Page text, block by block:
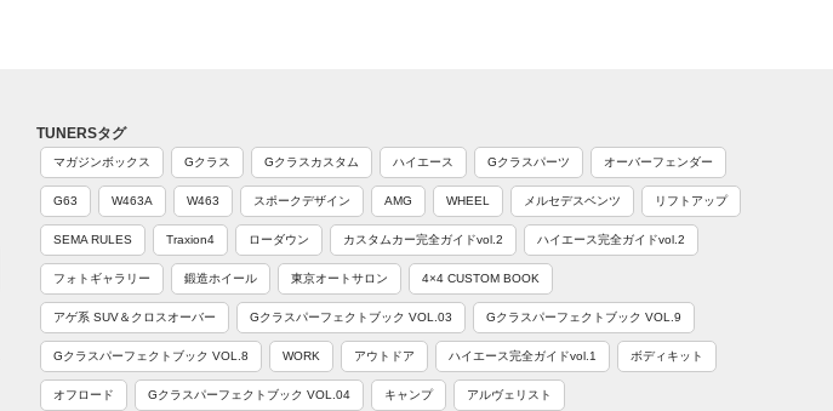
TUNERSタグ
マガジンボックス Gクラス Gクラスカスタム ハイエース Gクラスパーツ オーバーフェンダー
G63 W463A W463 スポークデザイン AMG WHEEL メルセデスベンツ リフトアップ
SEMA RULES Traxion4 ローダウン カスタムカー完全ガイドvol.2 ハイエース完全ガイドvol.2
フォトギャラリー 鍛造ホイール 東京オートサロン 4×4 CUSTOM BOOK
アゲ系 SUV＆クロスオーバー Gクラスパーフェクトブック VOL.03 Gクラスパーフェクトブック VOL.9
Gクラスパーフェクトブック VOL.8 WORK アウトドア ハイエース完全ガイドvol.1 ボディキット
オフロード Gクラスパーフェクトブック VOL.04 キャンプ アルヴェリスト